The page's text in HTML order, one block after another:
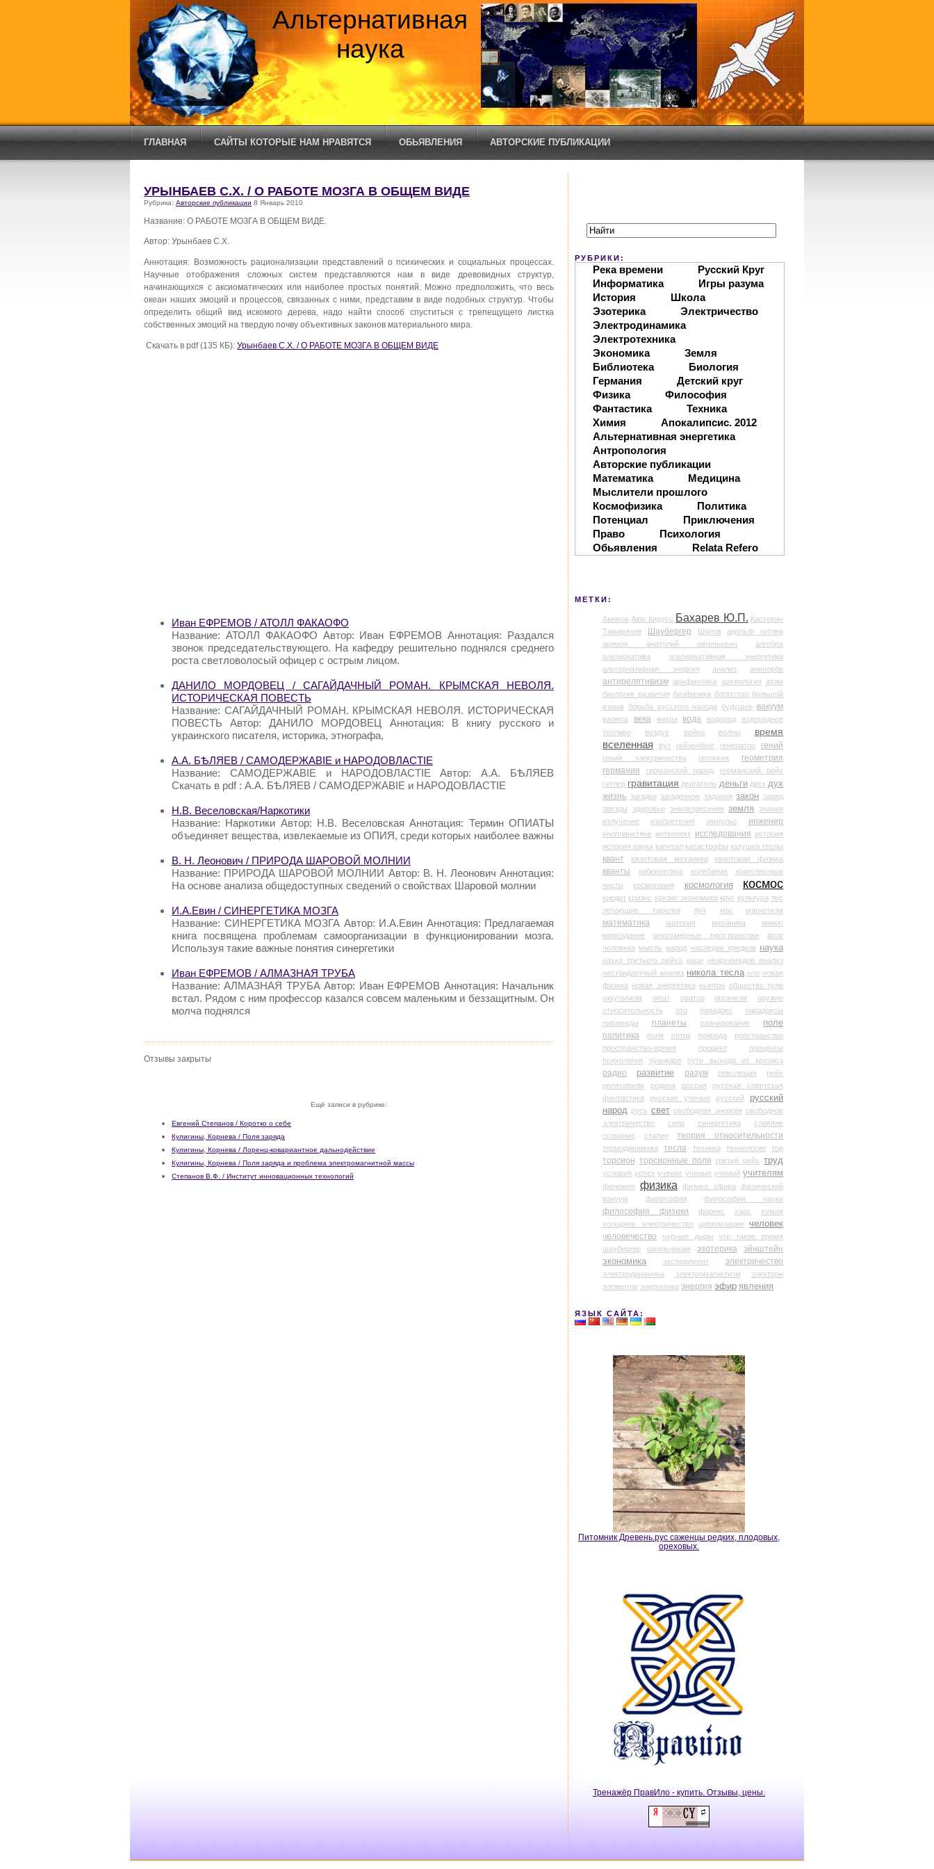
Альтернативная
наука
ГЛАВНАЯ САЙТЫ КОТОРЫЕ НАМ НРАВЯТСЯ ОБЬЯВЛЕНИЯ АВТОРСКИЕ ПУБЛИКАЦИИ
УРЫНБАЕВ С.Х. / О РАБОТЕ МОЗГА В ОБЩЕМ ВИДЕ
Рубрика: Авторские публикации 8 Январь 2010
Название: О РАБОТЕ МОЗГА В ОБЩЕМ ВИДЕ.
Автор: Урынбаев С.Х.
Аннотация: Возможность рационализации представлений о психических и социальных процессах.
Научные отображения сложных систем представляются нам в виде древовидных структур,
начинающихся с аксиоматических или наиболее простых понятий. Можно предположить, что весь
океан наших эмоций и процессов, связанных с ними, представим в виде подобных структур. Чтобы
определить общий вид искомого дерева, надо найти способ спуститься с трепещущего листка
собственных эмоций на твердую почву объективных законов материального мира.
Скачать в pdf (135 КБ): Урынбаев С.Х. / О РАБОТЕ МОЗГА В ОБЩЕМ ВИДЕ
Иван ЕФРЕМОВ / АТОЛЛ ФАКАОФО
Название: АТОЛЛ ФАКАОФО Автор: Иван ЕФРЕМОВ Аннотация: Раздался
звонок председательствующего. На кафедру решительно поднялся среднего
роста светловолосый офицер с острым лицом.
ДАНИЛО МОРДОВЕЦ / САГАЙДАЧНЫЙ РОМАН. КРЫМСКАЯ НЕВОЛЯ.
ИСТОРИЧЕСКАЯ ПОВЕСТЬ
Название: САГАЙДАЧНЫЙ РОМАН. КРЫМСКАЯ НЕВОЛЯ. ИСТОРИЧЕСКАЯ
ПОВЕСТЬ Автор: ДАНИЛО МОРДОВЕЦ Аннотация: В книгу русского и
украинского писателя, историка, этнографа,
А.А. БѢЛЯЕВ / САМОДЕРЖАВIЕ и НАРОДОВЛАСТIЕ
Название: САМОДЕРЖАВIЕ и НАРОДОВЛАСТIЕ Автор: А.А. БѢЛЯЕВ
Скачать в pdf : А.А. БѢЛЯЕВ / САМОДЕРЖАВIЕ и НАРОДОВЛАСТIЕ
Н.В. Веселовская/Наркотики
Название: Наркотики Автор: Н.В. Веселовская Аннотация: Термин ОПИАТЫ
объединяет вещества, извлекаемые из ОПИЯ, среди которых наиболее важны
В. Н. Леонович / ПРИРОДА ШАРОВОЙ МОЛНИИ
Название: ПРИРОДА ШАРОВОЙ МОЛНИИ Автор: В. Н. Леонович Аннотация:
На основе анализа общедоступных сведений о свойствах Шаровой молнии
И.А.Евин / СИНЕРГЕТИКА МОЗГА
Название: СИНЕРГЕТИКА МОЗГА Автор: И.А.Евин Аннотация: Предлагаемая
книга посвящена проблемам самоорганизации в функционировании мозга.
Используя такие важные понятия синергетики
Иван ЕФРЕМОВ / АЛМАЗНАЯ ТРУБА
Название: АЛМАЗНАЯ ТРУБА Автор: Иван ЕФРЕМОВ Аннотация: Начальник
встал. Рядом с ним профессор казался совсем маленьким и беззащитным. Он
молча поднялся
Отзывы закрыты
Ещё записи в рубрике:
Евгений Степанов / Коротко о себе
Кулигины, Корнева / Поля заряда
Кулигины, Корнева / Лоренц-ковариантное дальнодействие
Кулигины, Корнева / Поля заряда и проблема электромагнитной массы
Степанов В.Ф. / Институт инновационных технологий
РУБРИКИ:
Река времени
Русский Круг
Информатика
Игры разума
История
Школа
Эзотерика
Электричество
Электродинамика
Электротехника
Экономика
Земля
Библиотека
Биология
Германия
Детский круг
Физика
Философия
Фантастика
Техника
Химия
Апокалипсис. 2012
Альтернативная энергетика
Антропология
Авторские публикации
Математика
Медицина
Мыслители прошлого
Космофизика
Политика
Потенциал
Приключения
Право
Психология
Обьявления
Relata Refero
МЕТКИ:
Акимов Аюр Кирусс Бахарев Ю.П. Кастерин
Тимирязев
Шаубергер Шипов
адольф гитлер
акимов анатолий евгеньевич
алгебра
альтернатива
альтернативная энергетика
альтернативная энергия
анализ аненербе
антирелятивизм арифметика археология атом
биология развития биофизика богатство большой
взрыв
борьба русского народа будущее вакуум
валюта века вихри вода водород
водородное
топливо
воздух война волны
время
вселенная
вуз гейзенберг генератор гений
гений электричества геология
геометрия
германия
германский народ
германский рейх
гитлер гравитация двигатель деньги диск дух
жизнь загадки загадочное задания закон заряд
звезды
здоровье землетрясения земля
знания
излучение
изобретения импульс инженер
инопланетяне интеллект исследования история
история науки капитал катастрофы катушка теслы
квант квантовая механика квантовая физика
кванты кибернетика колебания
комплексные
числа
космогония космология космос
кредит кризис кризис экономики круг культура лес
летающие тарелки
луч маг магнетизм
математика материя механика
микро
мироздание
многомерные пространства
мозг
человека мысль народ наследие предков наука
наука третьего рейха наци
неархимедов анализ
нестандартный анализ никола тесла нло новая
физика новая энергетика ньютон общество туле
оккультизм
опыт оратор организм
оружие
относительность
ото парадокс
парадоксы
пирамиды
планеты планирование
поле
политика
поля поток природа
пространство
пространство-время
процент
проценты
психология
пуанкаре пути выхода из кризиса
радио развитие разум революция
рейх
релятивизм
родина россия
русская советская
фантастика
русские ученые русский
русский
народ русь свет свободная энергия свободное
электричество
сила синергетика
славяне
сознание
сталин теория относительности
термодинамика тесла техника технология тор
торсион торсионные поля третий рейх труд
условия успех учение ученые ученый учителям
феномен физика физика эфира
физический
вакуум
философия философия науки
философия физики форекс хаос
химия
холодное электричество
цивилизация человек
человечество черные дыры
что такое время
шаубергер
школьникам эзотерика
эйнштейн
экономика
эксперимент электричество
электродинамика электромагнетизм
электрон
элементы энергетика энергия эфир явления
ЯЗЫК САЙТА:
Питомник Древень.рус саженцы редких, плодовых,
ореховых.
Тренажёр ПравИло - купить. Отзывы, цены.